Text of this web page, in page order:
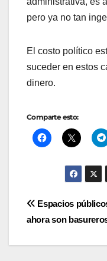
pero ya no tan
El costo político
suceder en estos
dinero.
Comparte esto:
Espacios
ahora son